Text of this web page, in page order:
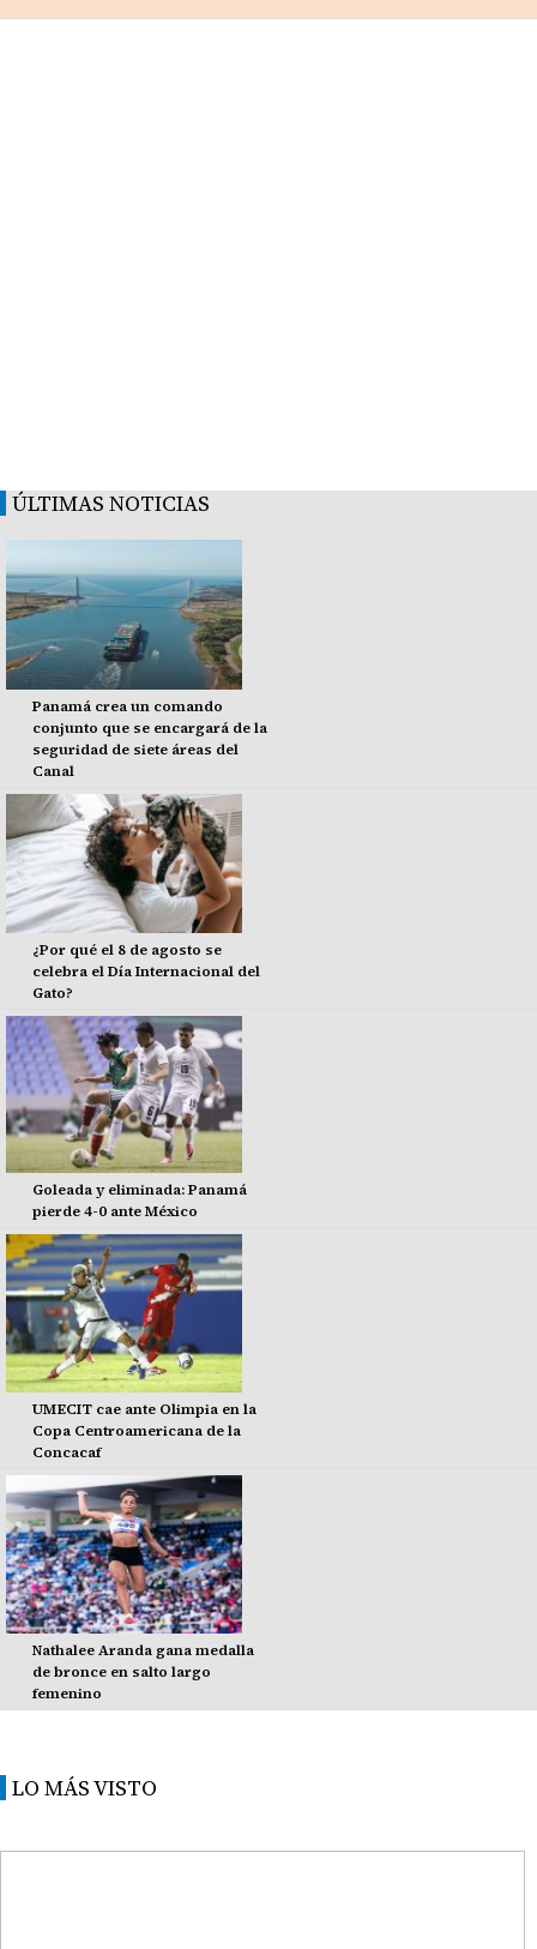
ÚLTIMAS NOTICIAS
Panamá crea un comando
conjunto que se encargará de la
seguridad de siete áreas del
Canal
¿Por qué el 8 de agosto se
celebra el Día Internacional del
Gato?
Goleada y eliminada: Panamá
pierde 4-0 ante México
UMECIT cae ante Olimpia en la
Copa Centroamericana de la
Concacaf
Nathalee Aranda gana medalla
de bronce en salto largo
femenino
LO MÁS VISTO